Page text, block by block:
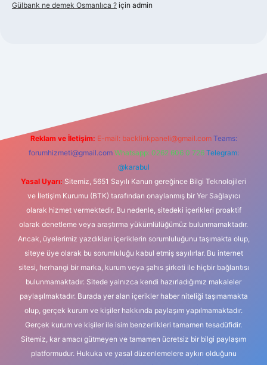
Gülbank ne demek Osmanlıca ? için admin
Reklam ve İletişim: E-mail: backlinkpaneli@gmail.com Teams:
forumhizmeti@gmail.com Whatsapp: 0262 606 0 726 Telegram:
@karabul
Yasal Uyarı: Sitemiz, 5651 Sayılı Kanun gereğince Bilgi Teknolojileri
ve İletişim Kurumu (BTK) tarafından onaylanmış bir Yer Sağlayıcı
olarak hizmet vermektedir. Bu nedenle, sitedeki içerikleri proaktif
olarak denetleme veya araştırma yükümlülüğümüz bulunmamaktadır.
Ancak, üyelerimiz yazdıkları içeriklerin sorumluluğunu taşımakta olup,
siteye üye olarak bu sorumluluğu kabul etmiş sayılırlar. Bu internet
sitesi, herhangi bir marka, kurum veya şahıs şirketi ile hiçbir bağlantısı
bulunmamaktadır. Sitede yalnızca kendi hazırladığımız makaleler
paylaşılmaktadır. Burada yer alan içerikler haber niteliği taşımamakta
olup, gerçek kurum ve kişiler hakkında paylaşım yapılmamaktadır.
Gerçek kurum ve kişiler ile isim benzerlikleri tamamen tesadüfidir.
Sitemiz, kar amacı gütmeyen ve tamamen ücretsiz bir bilgi paylaşım
platformudur. Hukuka ve yasal düzenlemelere aykırı olduğunu